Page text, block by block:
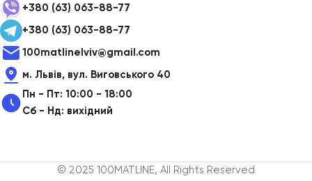
+380 (63) 063-88-77
+380 (63) 063-88-77
100matlinelviv@gmail.com
м. Львів, вул. Виговського 40
Пн - Пт: 10:00 - 18:00
Сб - Нд: вихідний
© 2025 100MATLINE, All Rights Reserved